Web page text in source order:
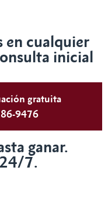
en cualquier
inicial
gratuita
9476
ganar.
7.